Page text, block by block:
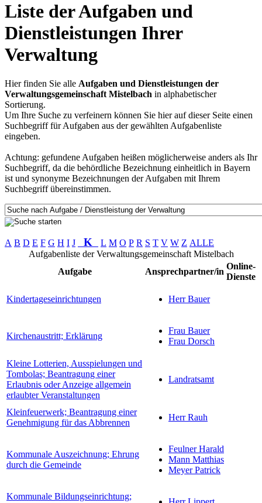
Liste der Aufgaben und
Dienstleistungen Ihrer
Verwaltung
Hier finden Sie alle Aufgaben und Dienstleistungen der
Verwaltungsgemeinschaft Mistelbach in alphabetischer
Sortierung.
Um Ihre Suche zu verfeinern können Sie hier auf dieser Seite einen
Suchbegriff für Aufgaben aus der gewählten Aufgabenliste
eingeben.
Achtung: gefundene Aufgaben heißen möglicherweise anders als Ihr
Suchbegriff, da die behördliche Bezeichnung einheitlich in Bayern
ist und synonyme Bezeichnungen der Aufgaben mit Ihrem
Suchbegriff übereinstimmen.
A B D E F G H I J K L M O P R S T V W Z ALLE
Aufgabenliste der Verwaltungsgemeinschaft Mistelbach
Aufgabe
Ansprechpartner/in
Online-
Dienste
Kindertageseinrichtungen Herr Bauer
Kirchenaustritt; Erklärung
Frau Bauer
Frau Dorsch
Kleine Lotterien, Ausspielungen und
Tombolas; Beantragung einer
Erlaubnis oder Anzeige allgemein
erlaubter Veranstaltungen
Landratsamt
Kleinfeuerwerk; Beantragung einer
Genehmigung für das Abbrennen
Herr Rauh
Kommunale Auszeichnung; Ehrung
durch die Gemeinde
Feulner Harald
Mann Matthias
Meyer Patrick
Kommunale Bildungseinrichtung;